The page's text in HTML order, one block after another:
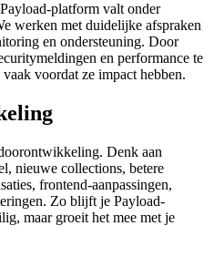
platform valt onder
werken met duidelijke afspraken
en ondersteuning. Door
en performance te
voordat ze impact hebben.
Denk aan
nieuwe collections, betere
frontend-aanpassingen,
Zo blijft je Payload-
maar groeit het mee met je